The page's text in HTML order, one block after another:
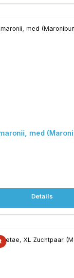
med
Details